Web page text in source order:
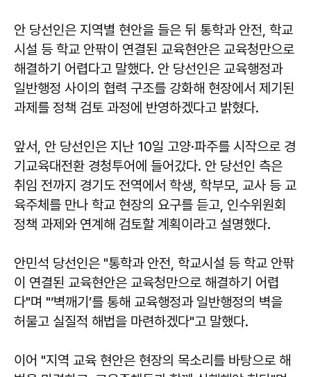
안 당선인은 지역별 현안을 들은 뒤 통학과 안전, 학교
시설 등 학교 안팎이 연결된 교육현안은 교육청만으로
해결하기 어렵다고 말했다. 안 당선인은 교육행정과
일반행정 사이의 협력 구조를 강화해 현장에서 제기된
과제를 정책 검토 과정에 반영하겠다고 밝혔다.
앞서, 안 당선인은 지난 10일 고양·파주를 시작으로 경
기교육대전환 경청투어에 들어갔다. 안 당선인 측은
취임 전까지 경기도 전역에서 학생, 학부모, 교사 등 교
육주체를 만나 학교 현장의 요구를 듣고, 인수위원회
정책 과제와 연계해 검토할 계획이라고 설명했다.
안민석 당선인은 "통학과 안전, 학교시설 등 학교 안팎
이 연결된 교육현안은 교육청만으로 해결하기 어렵
다"며 "‘벽깨기’를 통해 교육행정과 일반행정의 벽을
허물고 실질적 해법을 마련하겠다"고 말했다.
이어 "지역 교육 현안은 현장의 목소리를 바탕으로 해